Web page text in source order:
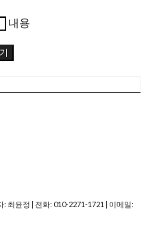
내용
최윤정 | 전화: 010-2271-1721 | 이메일: